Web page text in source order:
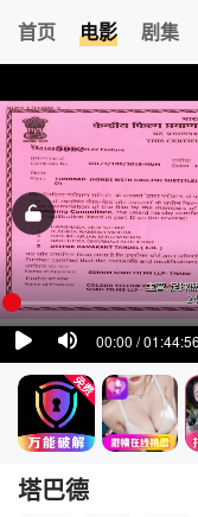
首页 电影 剧集
塔巴德
塔巴德